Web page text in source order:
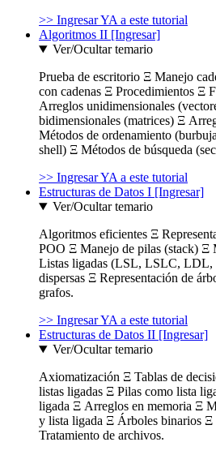
>> Ingresar YA a este tutorial
Algoritmos II [Ingresar]
Ver/Ocultar temario
Prueba de escritorio Ξ Manejo
con cadenas Ξ Procedimientos Ξ
Arreglos unidimensionales
bidimensionales (matrices) Ξ
Métodos de ordenamiento
shell) Ξ Métodos de búsqueda
>> Ingresar YA a este tutorial
Estructuras de Datos I [Ingresar]
Ver/Ocultar temario
Algoritmos eficientes Ξ
POO Ξ Manejo de pilas (stack) Ξ
Listas ligadas (LSL, LSLC,
dispersas Ξ Representación de
grafos.
>> Ingresar YA a este tutorial
Estructuras de Datos II [Ingresar]
Ver/Ocultar temario
Axiomatización Ξ Tablas de
listas ligadas Ξ Pilas como lista
ligada Ξ Arreglos en memoria Ξ
y lista ligada Ξ Árboles binarios
Tratamiento de archivos.